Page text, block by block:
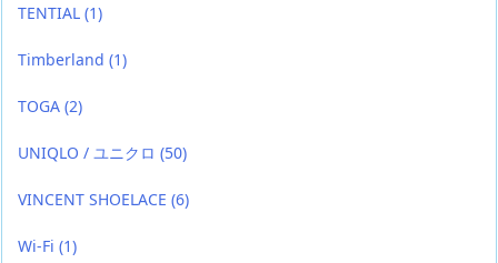
TENTIAL (1)
Timberland (1)
TOGA (2)
UNIQLO / ユニクロ (50)
VINCENT SHOELACE (6)
Wi-Fi (1)